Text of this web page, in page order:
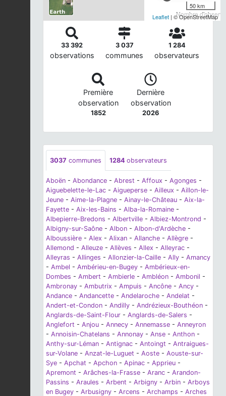
Nombre
50 km
Leaflet | © OpenStreetMap
33 392
observations
3 037
communes
1 284
observateurs
Première
observation
1852
Dernière
observation
2026
3037 communes 1284 observateurs
Aboën - Abondance - Abrest - Affoux - Agonges -
Aiguebelette-le-Lac - Aigueperse - Ailleux - Aillon-le-
Jeune - Aime-la-Plagne - Ainay-le-Château - Aix-la-
Fayette - Aix-les-Bains - Alba-la-Romaine -
Albepierre-Bredons - Albertville - Albiez-Montrond -
Albigny-sur-Saône - Albon - Albon-d'Ardèche -
Alboussière - Alex - Alixan - Allanche - Allègre -
Allemond - Alleuze - Allèves - Allex - Alleyrac -
Alleyras - Allinges - Allonzier-la-Caille - Ally - Amancy
- Ambel - Ambérieu-en-Bugey - Ambérieux-en-
Dombes - Ambert - Ambierle - Ambléon - Ambonil -
Ambronay - Ambutrix - Ampuis - Ancône - Ancy -
Andance - Andancette - Andelaroche - Andelat -
Andert-et-Condon - Andilly - Andrézieux-Bouthéon -
Anglards-de-Saint-Flour - Anglards-de-Salers -
Anglefort - Anjou - Annecy - Annemasse - Anneyron
- Annoisin-Chatelans - Annonay - Anse - Anthon -
Anthy-sur-Léman - Antignac - Antoingt - Antraigues-
sur-Volane - Anzat-le-Luguet - Aoste - Aouste-sur-
Sye - Apchat - Apchon - Apinac - Apprieu -
Apremont - Arâches-la-Frasse - Aranc - Arandon-
Passins - Araules - Arbent - Arbigny - Arbin - Arboys
en Bugey - Arbusigny - Arcens - Archamps - Arches